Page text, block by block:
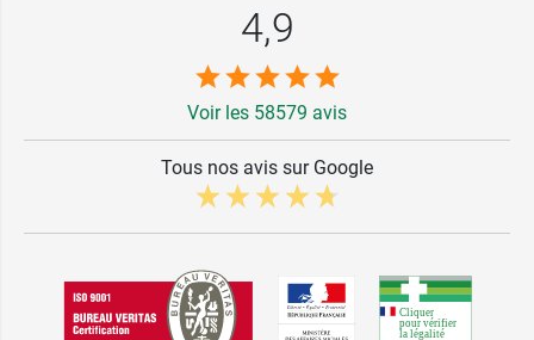
4,9
Voir les 58579 avis
Tous nos avis sur Google